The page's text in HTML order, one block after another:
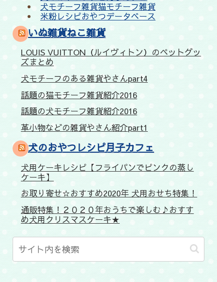
犬モチーフ雑貨猫モチーフ雑貨
米粉レシピおやつデータベース
いぬ雑貨ねこ雑貨
LOUIS VUITTON（ルイヴィトン）のペットグッ
ズまとめ
犬モチーフのある雑貨やさんpart4
話題の猫モチーフ雑貨紹介2016
話題の犬モチーフ雑貨紹介2016
革小物などの雑貨やさん紹介part1
犬のおやつレシピ月子カフェ
犬用ケーキレシピ【フライパンでピンクの蒸し
ケーキ】
お取り寄せ☆おすすめ2020年 犬用おせち特集！
通販特集！２０２０年おうちで楽しむ♪おすす
め犬用クリスマスケーキ★